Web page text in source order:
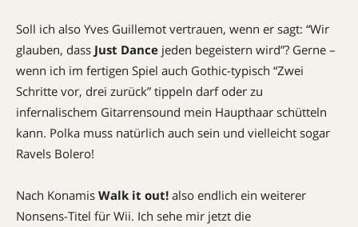
Soll ich also Yves Guillemot vertrauen, wenn er sagt: “Wir
glauben, dass Just Dance jeden begeistern wird”? Gerne –
wenn ich im fertigen Spiel auch Gothic-typisch “Zwei
Schritte vor, drei zurück” tippeln darf oder zu
infernalischem Gitarrensound mein Haupthaar schütteln
kann. Polka muss natürlich auch sein und vielleicht sogar
Ravels Bolero!
Nach Konamis Walk it out! also endlich ein weiterer
Nonsens-Titel für Wii. Ich sehe mir jetzt die